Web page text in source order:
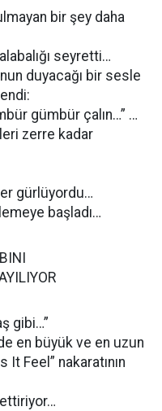
bir şey daha
seyretti…
duyacağı bir sesle
gümbür çalın…” …
zerre kadar
gürlüyordu…
başladı…
gibi…”
en büyük ve en uzun
Feel” nakaratının